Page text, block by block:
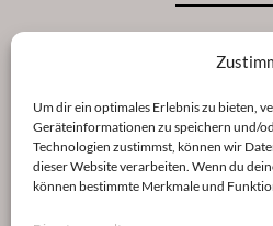
Um dir ein optimales Erlebnis zu bieten,
Geräteinformationen zu speichern und/
Technologien zustimmst, können wir
dieser Website verarbeiten. Wenn du
können bestimmte Merkmale und
Veröffentlicht 9.
von shinse